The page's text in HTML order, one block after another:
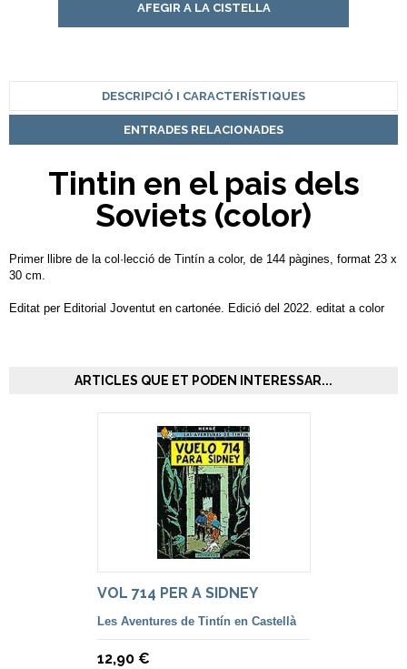
AFEGIR A LA CISTELLA
DESCRIPCIÓ I CARACTERÍSTIQUES
ENTRADES RELACIONADES
Tintin en el pais dels
Soviets (color)
Primer llibre de la col·lecció de Tintín a color, de 144 pàgines, format 23 x
30 cm.
Editat per Editorial Joventut en cartonée. Edició del 2022. editat a color
ARTICLES QUE ET PODEN INTERESSAR...
VOL 714 PER A SIDNEY
Les Aventures de Tintín en Castellà
12,90 €